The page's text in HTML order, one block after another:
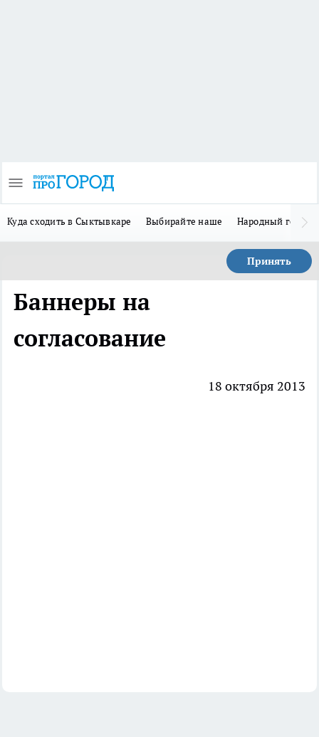
Куда сходить в Сыктывкаре Выбирайте наше Народный герой
Принять
Баннеры на
согласование
18 октября 2013